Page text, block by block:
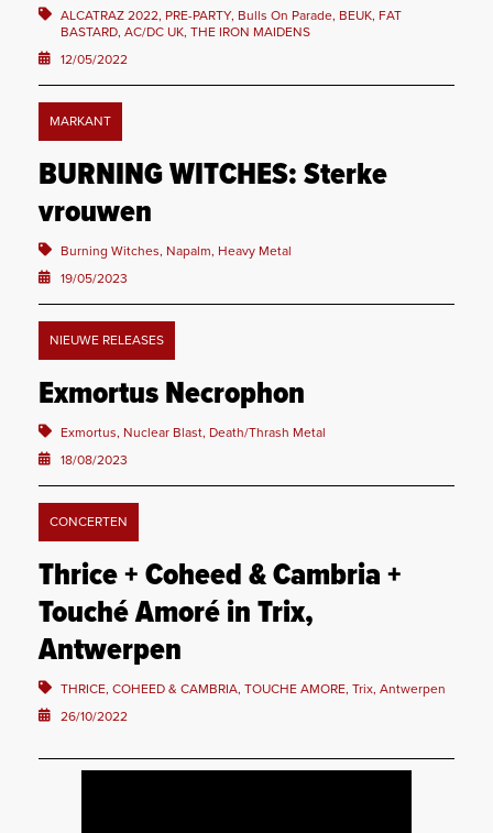
ALCATRAZ 2022, PRE-PARTY, Bulls On Parade, BEUK, FAT
BASTARD, AC/DC UK, THE IRON MAIDENS
12/05/2022
MARKANT
BURNING WITCHES: Sterke
vrouwen
Burning Witches, Napalm, Heavy Metal
19/05/2023
NIEUWE RELEASES
Exmortus Necrophon
Exmortus, Nuclear Blast, Death/Thrash Metal
18/08/2023
CONCERTEN
Thrice + Coheed & Cambria +
Touché Amoré in Trix,
Antwerpen
THRICE, COHEED & CAMBRIA, TOUCHE AMORE, Trix, Antwerpen
26/10/2022